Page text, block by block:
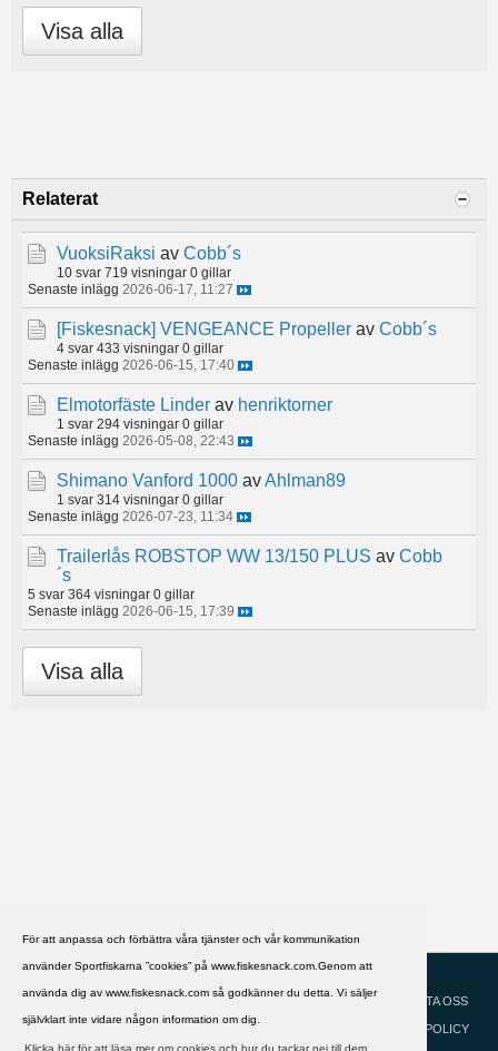
För att anpassa och förbättra våra tjänster och vår kommunikation
använder Sportfiskarna ”cookies” på www.fiskesnack.com.Genom att
använda dig av www.fiskesnack.com så godkänner du detta. Vi säljer
självklart inte vidare någon information om dig.
Klicka här för att läsa mer om cookies och hur du tackar nej till dem.
Visa alla
Relaterat
VuoksiRaksi av Cobb´s
10 svar 719 visningar 0 gillar
Senaste inlägg 2026-06-17, 11:27
[Fiskesnack] VENGEANCE Propeller av Cobb´s
4 svar 433 visningar 0 gillar
Senaste inlägg 2026-06-15, 17:40
Elmotorfäste Linder av henriktorner
1 svar 294 visningar 0 gillar
Senaste inlägg 2026-05-08, 22:43
Shimano Vanford 1000 avAhlman89
1 svar 314 visningar 0 gillar
Senaste inlägg 2026-07-23, 11:34
Trailerlås ROBSTOP WW 13/150 PLUS av Cobb
´s
5 svar 364 visningar 0 gillar
Senaste inlägg 2026-06-15, 17:39
Visa alla
HJÄLP
KONTAKTA OSS
COOKIEPOLICY